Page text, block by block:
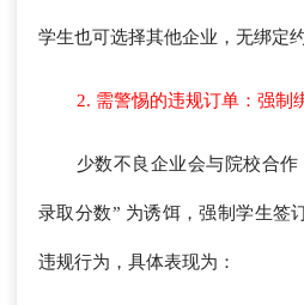
学生也可选择其他企业，无绑定约
2. 需警惕的违规订单：强制
少数不良企业会与院校合
录取分数” 为诱饵，强制学生签
违规行为，具体表现为：